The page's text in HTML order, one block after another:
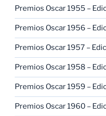
Premios Oscar 1955 –
Premios Oscar 1956 –
Premios Oscar 1957 –
Premios Oscar 1958 –
Premios Oscar 1959 –
Premios Oscar 1960 –